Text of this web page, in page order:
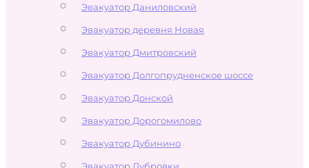
Эвакуатор Даниловский
Эвакуатор деревня Новая
Эвакуатор Дмитровский
Эвакуатор Долгопрудненское шоссе
Эвакуатор Донской
Эвакуатор Дорогомилово
Эвакуатор Дубинино